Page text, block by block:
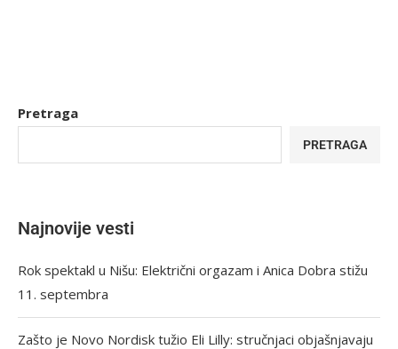
Pretraga
PRETRAGA
Najnovije vesti
Rok spektakl u Nišu: Električni orgazam i Anica Dobra stižu
11. septembra
Zašto je Novo Nordisk tužio Eli Lilly: stručnjaci objašnjavaju